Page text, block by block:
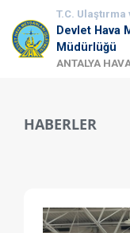
T.C. Ulaştırma
Devlet Hava
Müdürlüğü
ANTALYA
HABERLER